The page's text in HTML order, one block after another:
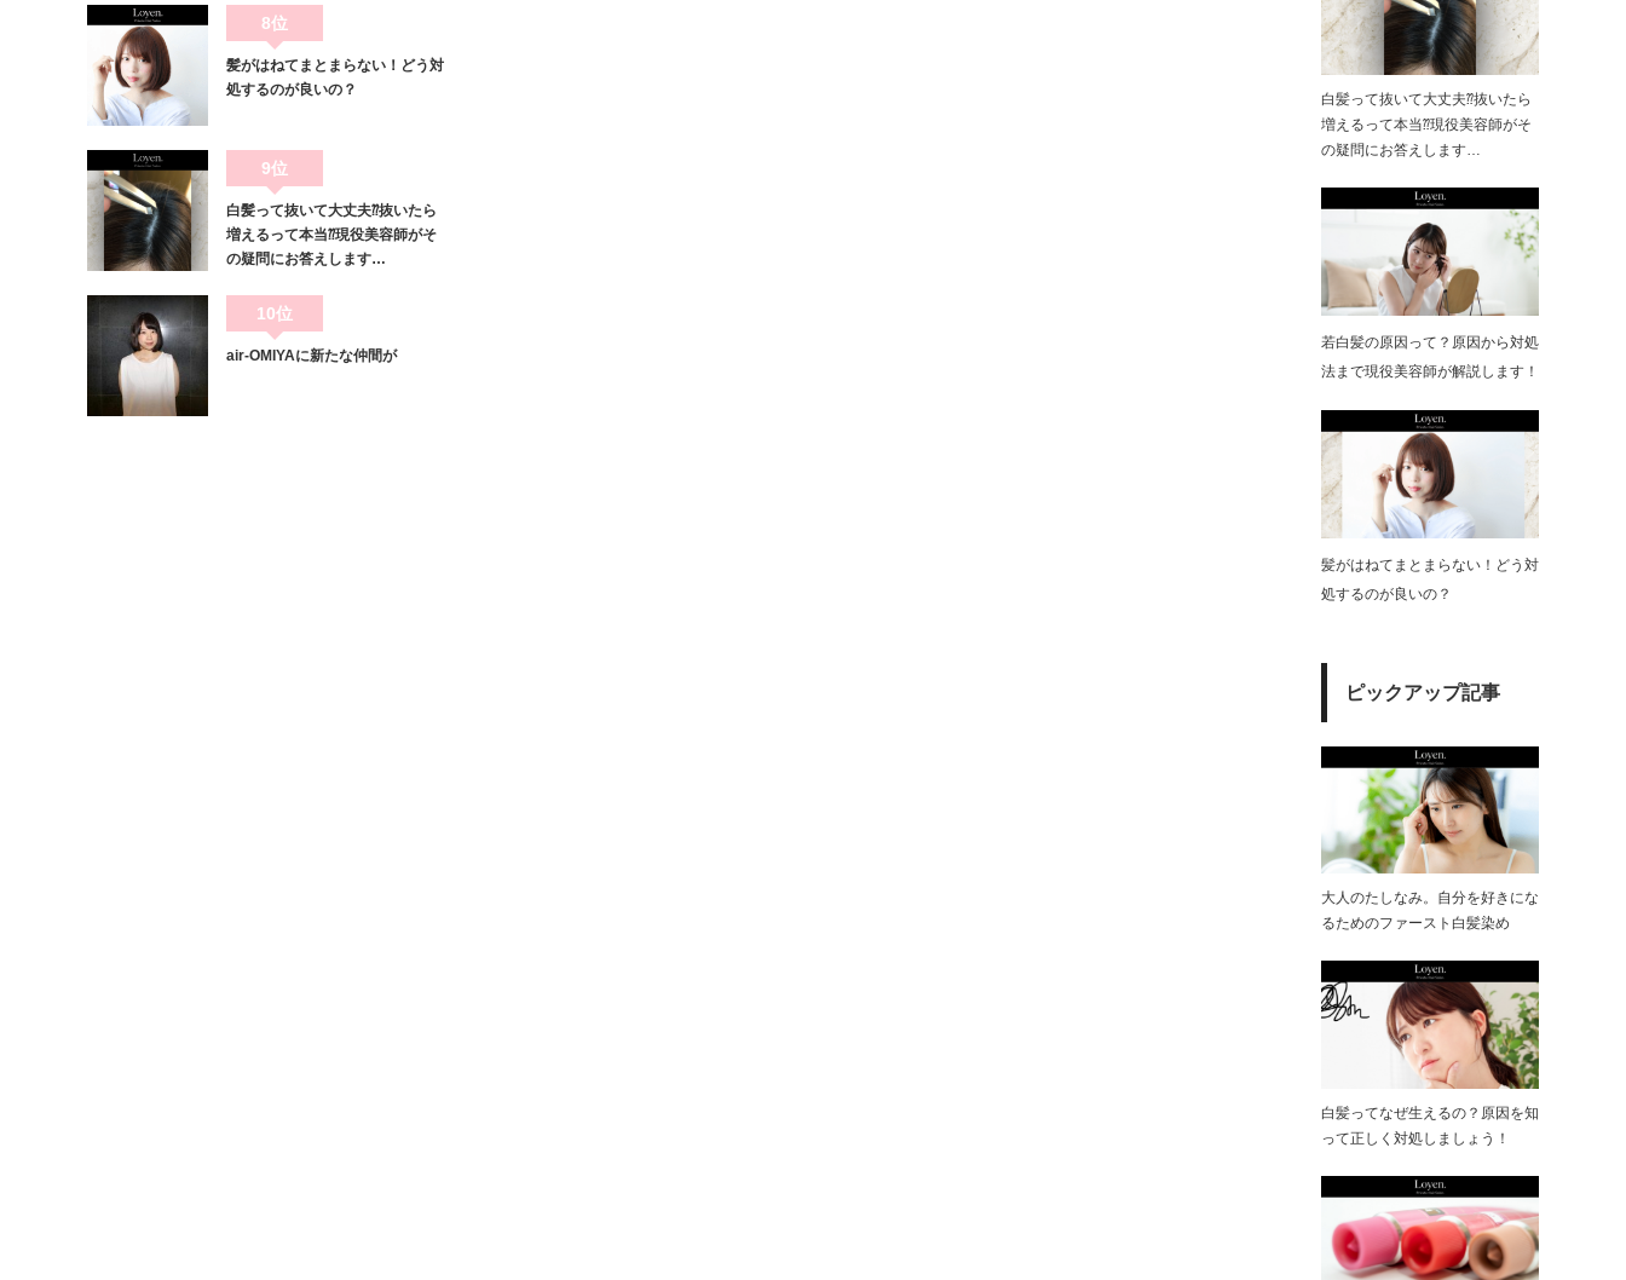
8位
髪がはねてまとまらない！どう対
処するのが良いの？
9位
白髪って抜いて大丈夫⁇抜いたら
増えるって本当⁇現役美容師がそ
の疑問にお答えします…
10位
air-OMIYAに新たな仲間が
白髪って抜いて大丈夫⁇抜いたら
増えるって本当⁇現役美容師がそ
の疑問にお答えします…
若白髪の原因って？原因から対処
法まで現役美容師が解説します！
髪がはねてまとまらない！どう対
処するのが良いの？
ピックアップ記事
大人のたしなみ。自分を好きにな
るためのファースト白髪染め
白髪ってなぜ生えるの？原因を知
って正しく対処しましょう！